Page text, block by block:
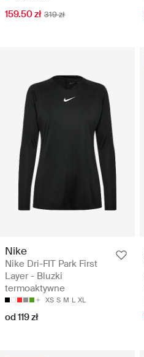
159.50 zł 319 zł
Nike
Nike Dri-FIT Park First
Layer - Bluzki
termoaktywne
XS S M L XL
od 119 zł